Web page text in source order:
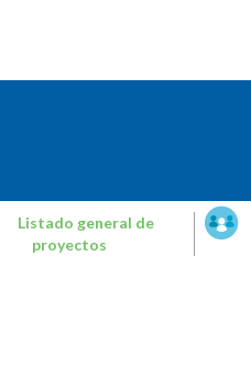
Listado general de
proyectos